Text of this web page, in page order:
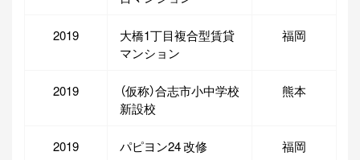
2019
大橋1丁目複合型賃貸
マンション
福岡
2019
（仮称）合志市小中学校
新設校
熊本
2019 パピヨン24 改修 福岡